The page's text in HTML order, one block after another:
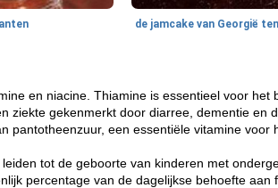
de jamcake van Georgië
en niacine. Thiamine is essentieel voor
ziekte gekenmerkt door diarree, dementie en
pantotheenzuur, een essentiële vitamine voor
tot de geboorte van kinderen met
percentage van de dagelijkse behoefte